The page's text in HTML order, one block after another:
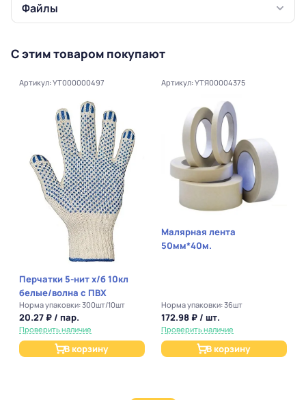
Файлы
С этим товаром покупают
Артикул: УТ000000497
Перчатки 5-нит х/б 10кл
белые/волна с ПВХ
Норма упаковки: 300шт/10шт
20.27 ₽ / пар.
Проверить наличие
В корзину
Артикул: УТЯ00004375
Малярная лента
50мм*40м.
Норма упаковки: 36шт
172.98 ₽ / шт.
Проверить наличие
В корзину